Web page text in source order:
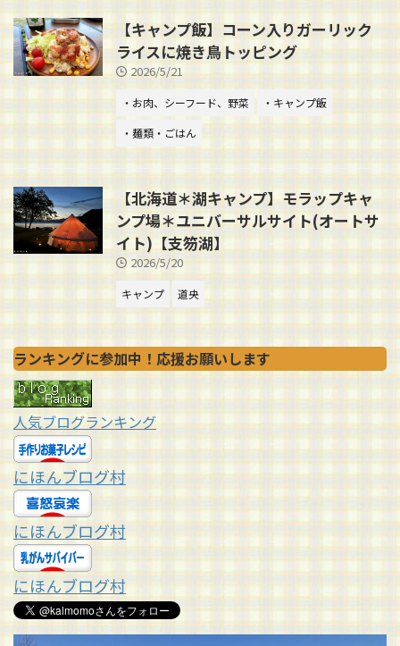
【キャンプ飯】コーン入りガーリック
ライスに焼き鳥トッピング
2026/5/21
・お肉、シーフード、野菜
・キャンプ飯
・麺類・ごはん
【北海道＊湖キャンプ】モラップキャ
ンプ場＊ユニバーサルサイト(オートサ
イト)【支笏湖】
2026/5/20
キャンプ 道央
ランキングに参加中！応援お願いします
人気ブログランキング
にほんブログ村
にほんブログ村
にほんブログ村